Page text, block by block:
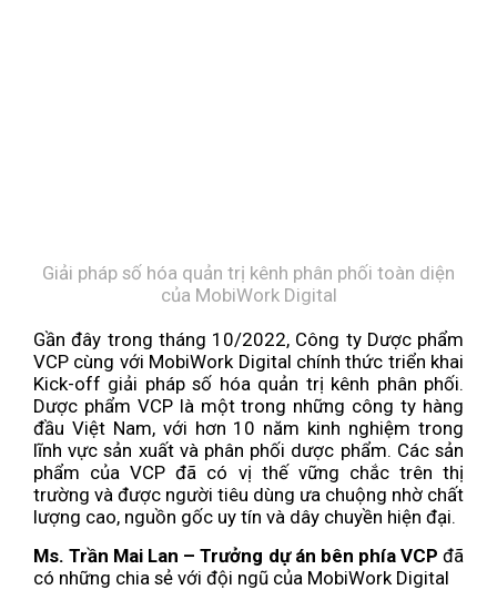
Giải pháp số hóa quản trị kênh phân phối toàn diện
của MobiWork Digital
Gần đây trong tháng 10/2022, Công ty Dược phẩm
VCP cùng với MobiWork Digital chính thức triển khai
Kick-off giải pháp số hóa quản trị kênh phân phối.
Dược phẩm VCP là một trong những công ty hàng
đầu Việt Nam, với hơn 10 năm kinh nghiệm trong
lĩnh vực sản xuất và phân phối dược phẩm. Các sản
phẩm của VCP đã có vị thế vững chắc trên thị
trường và được người tiêu dùng ưa chuộng nhờ chất
lượng cao, nguồn gốc uy tín và dây chuyền hiện đại.
Ms. Trần Mai Lan – Trưởng dự án bên phía VCP đã
có những chia sẻ với đội ngũ của MobiWork Digital